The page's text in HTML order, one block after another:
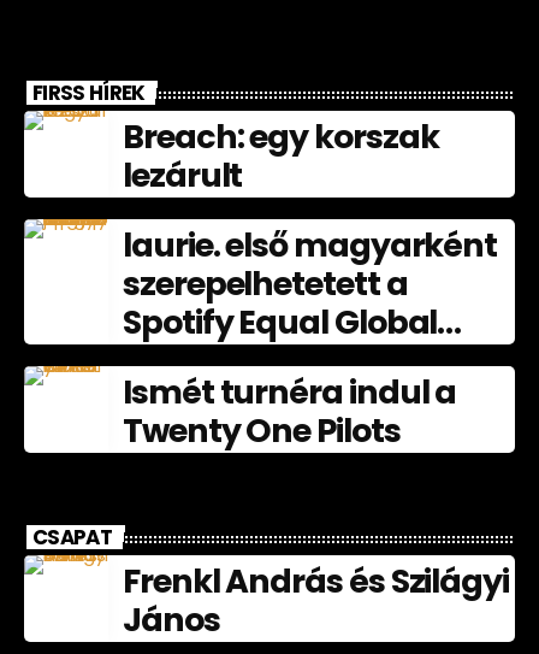
FIRSS HÍREK
Breach: egy korszak
lezárult
laurie. első magyarként
szerepelhetetett a
Spotify Equal Global
nagyköveteként
júliusban
Ismét turnéra indul a
Twenty One Pilots
CSAPAT
Frenkl András és Szilágyi
János